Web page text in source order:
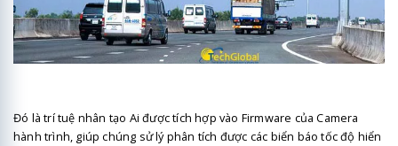
Đó là trí tuệ nhân tạo Ai được tích hợp vào Firmware của Camera
hành trình, giúp chúng sử lý phân tích được các biển báo tốc độ hiển